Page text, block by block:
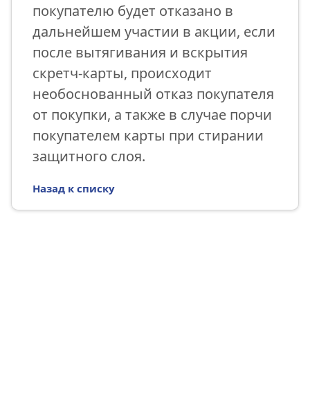
покупателю будет отказано в
дальнейшем участии в акции, если
после вытягивания и вскрытия
скретч-карты, происходит
необоснованный отказ покупателя
от покупки, а также в случае порчи
покупателем карты при стирании
защитного слоя.
Назад к списку